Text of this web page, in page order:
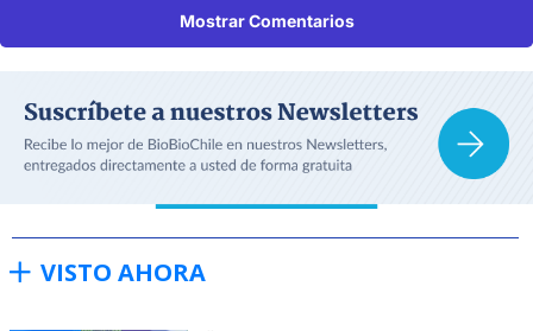
Mostrar Comentarios
VISTO AHORA